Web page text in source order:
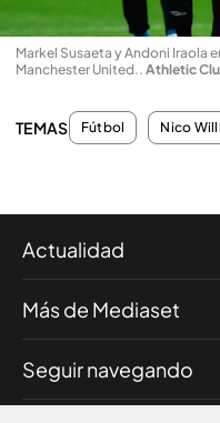
Markel Susaeta y Andoni Iraola
Manchester United.. Athletic
TEMAS Fútbol Nico
Actualidad
Más de Mediaset
Seguir navegando